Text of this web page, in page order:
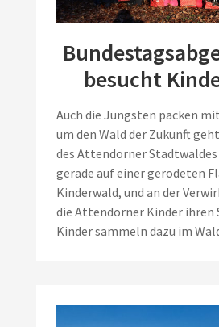
besucht
Auch die Jüngsten packen
um den Wald der Zukunft
des Attendorner
gerade auf einer gerodeten
Kinderwald, und an der
die Attendorner Kinder ihren
Kinder sammeln dazu im